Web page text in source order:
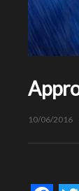
10/06/2016